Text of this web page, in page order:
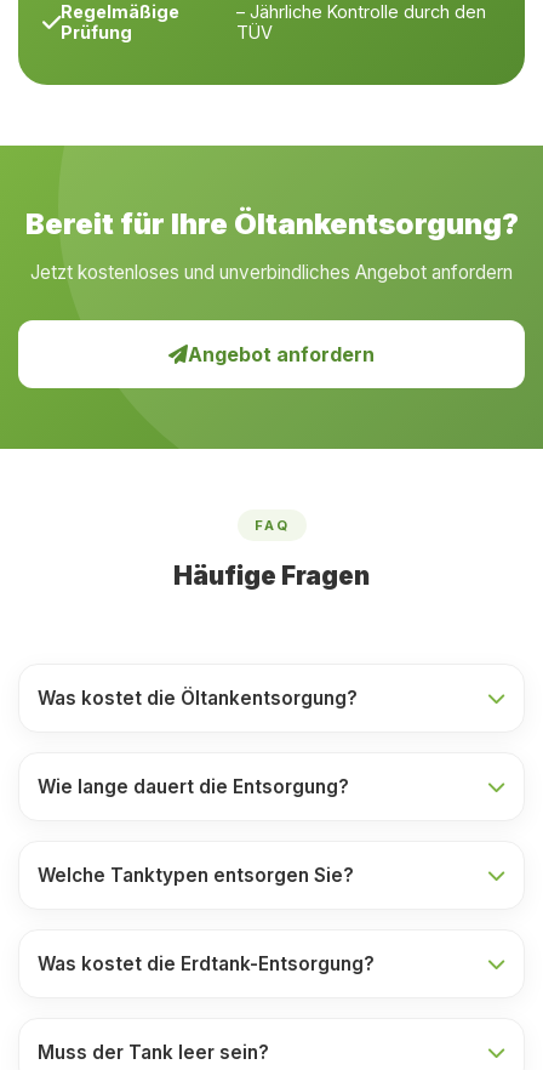
Regelmäßige
Prüfung
– Jährliche Kontrolle durch den
TÜV
Bereit für Ihre Öltankentsorgung?
Jetzt kostenloses und unverbindliches Angebot anfordern
Angebot anfordern
FAQ
Häufige Fragen
Was kostet die Öltankentsorgung?
Wie lange dauert die Entsorgung?
Welche Tanktypen entsorgen Sie?
Was kostet die Erdtank-Entsorgung?
Muss der Tank leer sein?